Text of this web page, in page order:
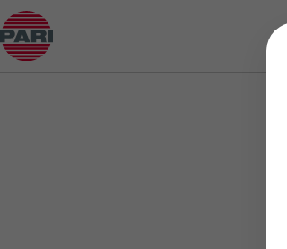
Öffne Untermenü
eFlow Technology Vernebler